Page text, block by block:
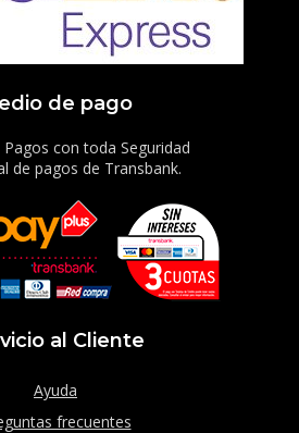
de pago
Pagos con toda Seguridad
de pagos de Transbank.
al Cliente
Ayuda
frecuentes